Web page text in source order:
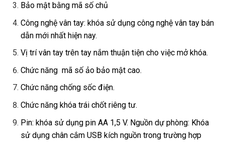
Bảo mật bằng mã số chủ
Công nghệ vân tay: khóa sử dụng công nghệ vân tay bán
dẫn mới nhất hiện nay.
Vị trí vân tay trên tay nắm thuận tiện cho việc mở khóa.
Chức năng mã số ảo bảo mật cao.
Chức năng chống sốc điện.
Chức năng khóa trái chốt riêng tư.
Pin: khóa sử dụng pin AA 1,5 V. Nguồn dự phòng: Khóa
sử dụng chân cắm USB kích nguồn trong trường hợp